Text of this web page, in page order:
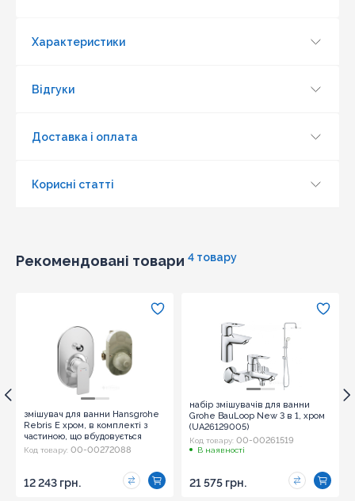
Характеристики
Відгуки
Доставка і оплата
Корисні статті
Рекомендовані товари 4 товару
змішувач для ванни Hansgrohe
Rebris E хром, в комплекті з
частиною, що вбудовується
(72458000)
Код товару: 00-00272088
12 243 грн.
набір змішувачів для ванни
Grohe BauLoop New 3 в 1, хром
(UA26129005)
Код товару: 00-00261519
В наявності
21 575 грн.